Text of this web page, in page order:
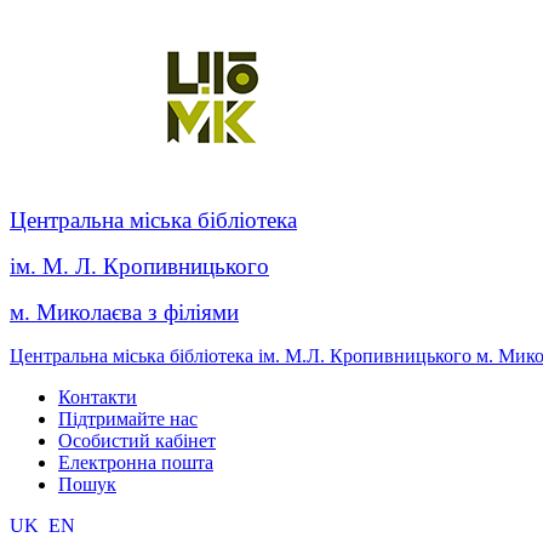
Центральна міська бібліотека
ім. М. Л. Кропивницького
м. Миколаєва з філіями
Центральна міська бібліотека ім. М.Л. Кропивницького м.
Контакти
Підтримайте нас
Особистий кабінет
Електронна пошта
Пошук
UK EN